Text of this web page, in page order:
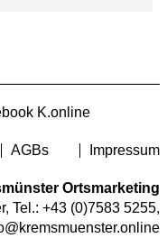
K.online
AGBs Impressum
Ortsmarketing
Tel.: +43 (0)7583 5255,